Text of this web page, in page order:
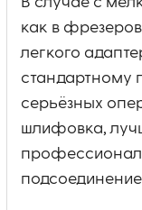
как в
легкого
стандартному
серьёзных
шлифовка,